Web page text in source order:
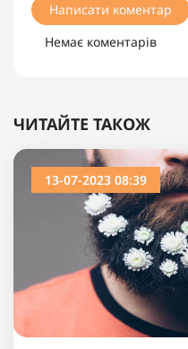
Написати коментар
Немає коментарів
ЧИТАЙТЕ ТАКОЖ
13-07-2023 08:39